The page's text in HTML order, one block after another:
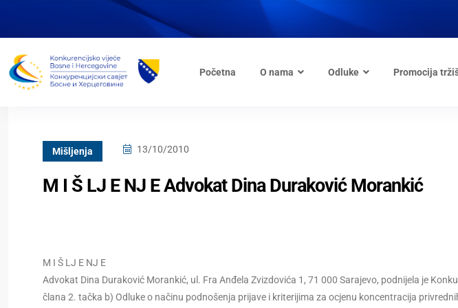
Početna O nama Odluke Promocija
Mišljenja 13/10/2010
M I Š LJ E NJ E Advokat Dina Duraković Morankić
M I Š LJ E NJ E
Advokat Dina Duraković Morankić, ul. Fra Anđela Zvizdovića 1, 71 000 Sarajevo, podnijela je
člana 2. tačka b) Odluke o načinu podnošenja prijave i kriterijima za ocjenu koncentracija